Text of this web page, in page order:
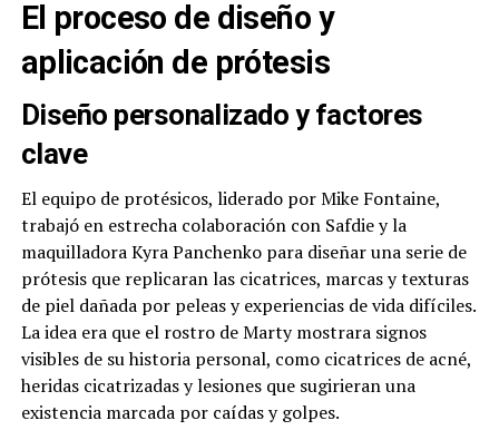
El proceso de diseño y
aplicación de prótesis
Diseño personalizado y factores
clave
El equipo de protésicos, liderado por Mike Fontaine,
trabajó en estrecha colaboración con Safdie y la
maquilladora Kyra Panchenko para diseñar una serie de
prótesis que replicaran las cicatrices, marcas y texturas
de piel dañada por peleas y experiencias de vida difíciles.
La idea era que el rostro de Marty mostrara signos
visibles de su historia personal, como cicatrices de acné,
heridas cicatrizadas y lesiones que sugirieran una
existencia marcada por caídas y golpes.